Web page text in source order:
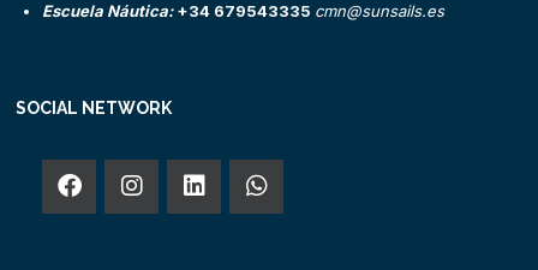
Escuela Náutica:+34 679543335 cmn@sunsails.es
SOCIAL NETWORK